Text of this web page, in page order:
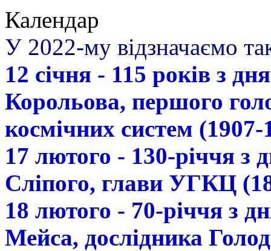
Календар
У 2022-му відзначаємо
12 січня - 115 років з
Корольова, першого
космічних систем (1907-
17 лютого - 130-річчя з
Сліпого, глави УГКЦ
18 лютого - 70-річчя з
Мейса, дослідника